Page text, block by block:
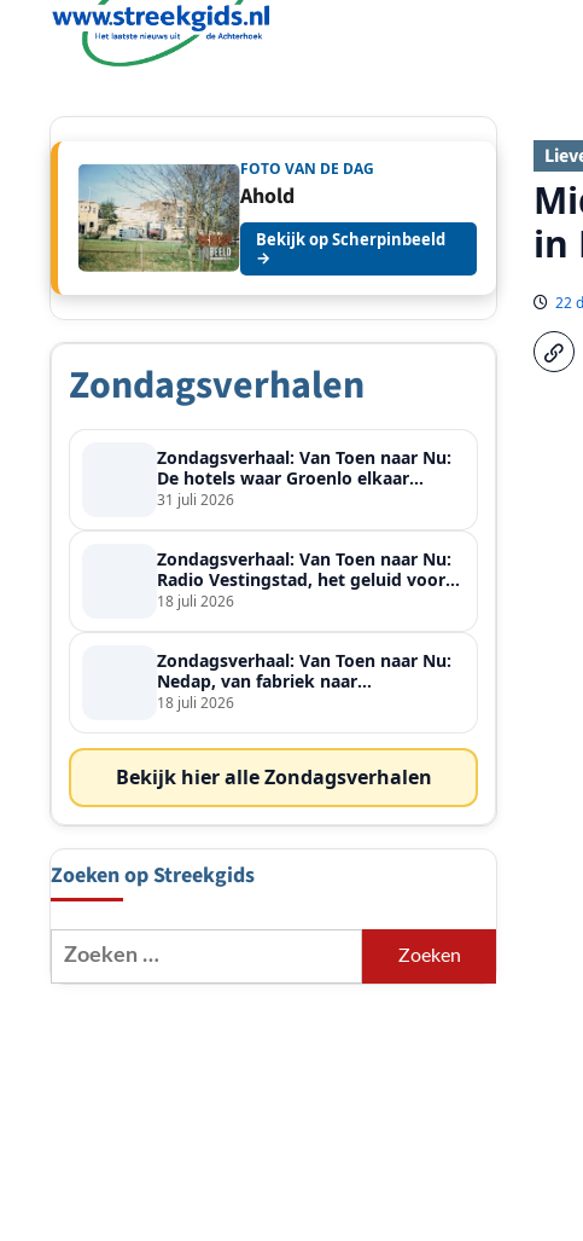
in
22
FOTO VAN DE DAG
Ahold
Bekijk op Scherpinbeeld
→
Zondagsverhalen
Zondagsverhaal: Van Toen naar Nu:
De hotels waar Groenlo elkaar
ontmoette
31 juli 2026
Zondagsverhaal: Van Toen naar Nu:
Radio Vestingstad, het geluid voor
heel de streek
18 juli 2026
Zondagsverhaal: Van Toen naar Nu:
Nedap, van fabriek naar
wereldspeler
18 juli 2026
Bekijk hier alle Zondagsverhalen
Zoeken op Streekgids
Zoeken
naar: